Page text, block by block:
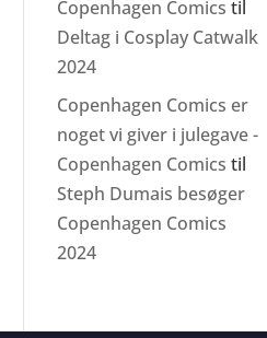
Copenhagen Comics til
Deltag i Cosplay Catwalk
2024
Copenhagen Comics er
noget vi giver i julegave -
Copenhagen Comics til
Steph Dumais besøger
Copenhagen Comics
2024